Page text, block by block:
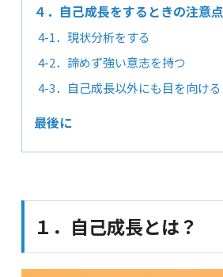
４．自己成長をするときの注意点
4-1．現状分析をする
4-2．諦めず強い意志を持つ
4-3．自己成長以外にも目を向ける
最後に
１．自己成長とは？